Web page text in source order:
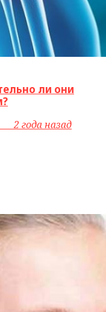
ли они
2 года назад